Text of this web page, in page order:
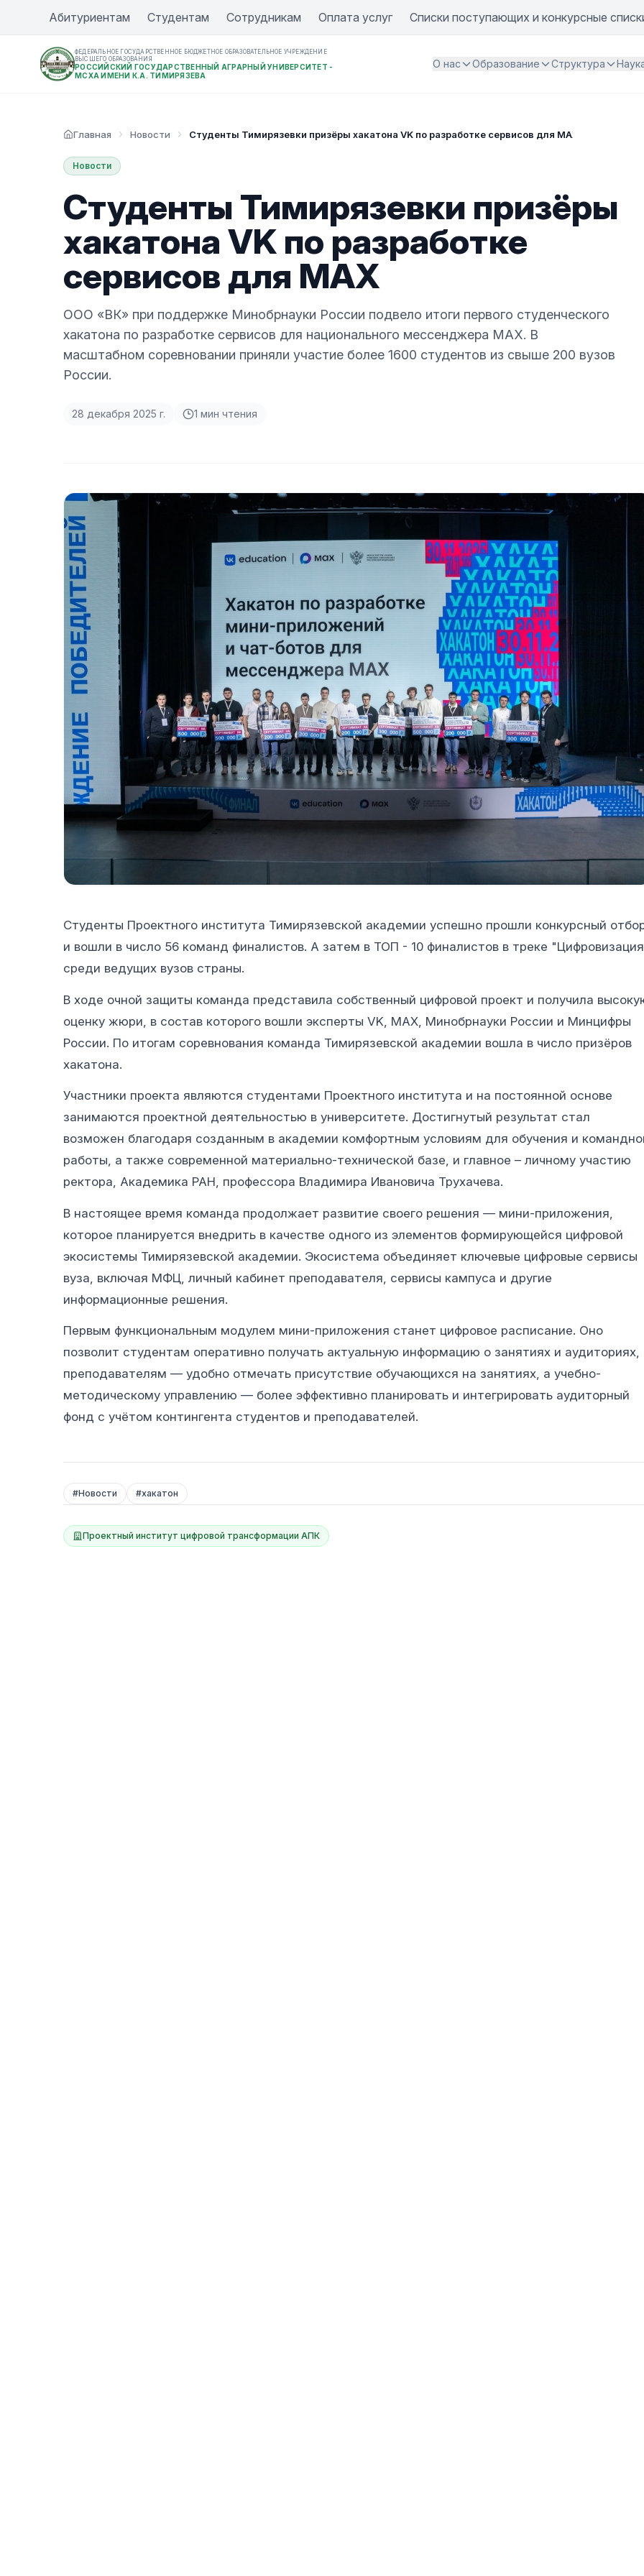
Абитуриентам Студентам Сотрудникам Оплата услуг Списки поступающих и конкурсные
ФЕДЕРАЛЬНОЕ ГОСУДАРСТВЕННОЕ БЮДЖЕТНОЕ ОБРАЗОВАТЕЛЬНОЕ УЧРЕЖДЕНИЕ
ВЫСШЕГО ОБРАЗОВАНИЯ
РОССИЙСКИЙ ГОСУДАРСТВЕННЫЙ АГРАРНЫЙ УНИВЕРСИТЕТ -
МСХА ИМЕНИ К.А. ТИМИРЯЗЕВА
О нас Образование Структура
Главная Новости Студенты Тимирязевки призёры хакатона VK по разработке сервисов для MAX
Новости
Студенты Тимирязевки призёры
хакатона VK по разработке
сервисов для MAX
ООО «ВК» при поддержке Минобрнауки России подвело итоги первого студенческого
хакатона по разработке сервисов для национального мессенджера MAX. В
масштабном соревновании приняли участие более 1600 студентов из свыше 200 вузов
России.
28 декабря 2025 г. 1 мин чтения
Студенты Проектного института Тимирязевской академии успешно прошли конкурсный
и вошли в число 56 команд финалистов. А затем в ТОП - 10 финалистов в треке
среди ведущих вузов страны.
В ходе очной защиты команда представила собственный цифровой проект и получила
оценку жюри, в состав которого вошли эксперты VK, MAX, Минобрнауки России и Минцифры
России. По итогам соревнования команда Тимирязевской академии вошла в число призёров
хакатона.
Участники проекта являются студентами Проектного института и на постоянной основе
занимаются проектной деятельностью в университете. Достигнутый результат стал
возможен благодаря созданным в академии комфортным условиям для обучения и
работы, а также современной материально-технической базе, и главное – личному участию
ректора, Академика РАН, профессора Владимира Ивановича Трухачева.
В настоящее время команда продолжает развитие своего решения — мини-приложения,
которое планируется внедрить в качестве одного из элементов формирующейся цифровой
экосистемы Тимирязевской академии. Экосистема объединяет ключевые цифровые сервисы
вуза, включая МФЦ, личный кабинет преподавателя, сервисы кампуса и другие
информационные решения.
Первым функциональным модулем мини-приложения станет цифровое расписание. Оно
позволит студентам оперативно получать актуальную информацию о занятиях и аудиториях,
преподавателям — удобно отмечать присутствие обучающихся на занятиях, а учебно-
методическому управлению — более эффективно планировать и интегрировать аудиторный
фонд с учётом контингента студентов и преподавателей.
#Новости #хакатон
Проектный институт цифровой трансформации АПК